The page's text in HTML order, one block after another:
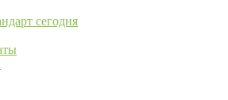
сегодня